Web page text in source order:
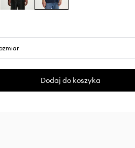
Dodaj do koszyka